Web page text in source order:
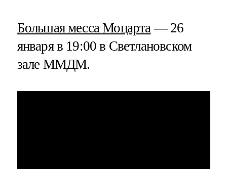
Большая месса Моцарта — 26
января в 19:00 в Светлановском
зале ММДМ.